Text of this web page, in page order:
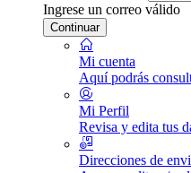
Ingrese un correo válido
Continuar
Mi cuenta
Aquí podrás
Mi Perfil
Revisa y edita tus
Direcciones de